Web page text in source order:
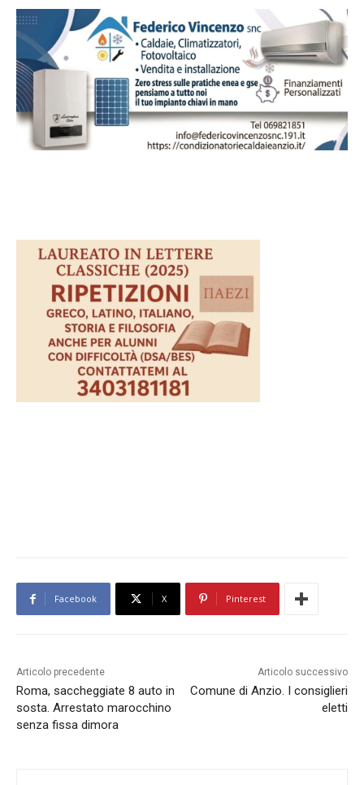
Facebook X Pinterest
Articolo precedente
Roma, saccheggiate 8 auto in
sosta. Arrestato marocchino
senza fissa dimora
Articolo successivo
Comune di Anzio. I consiglieri
eletti